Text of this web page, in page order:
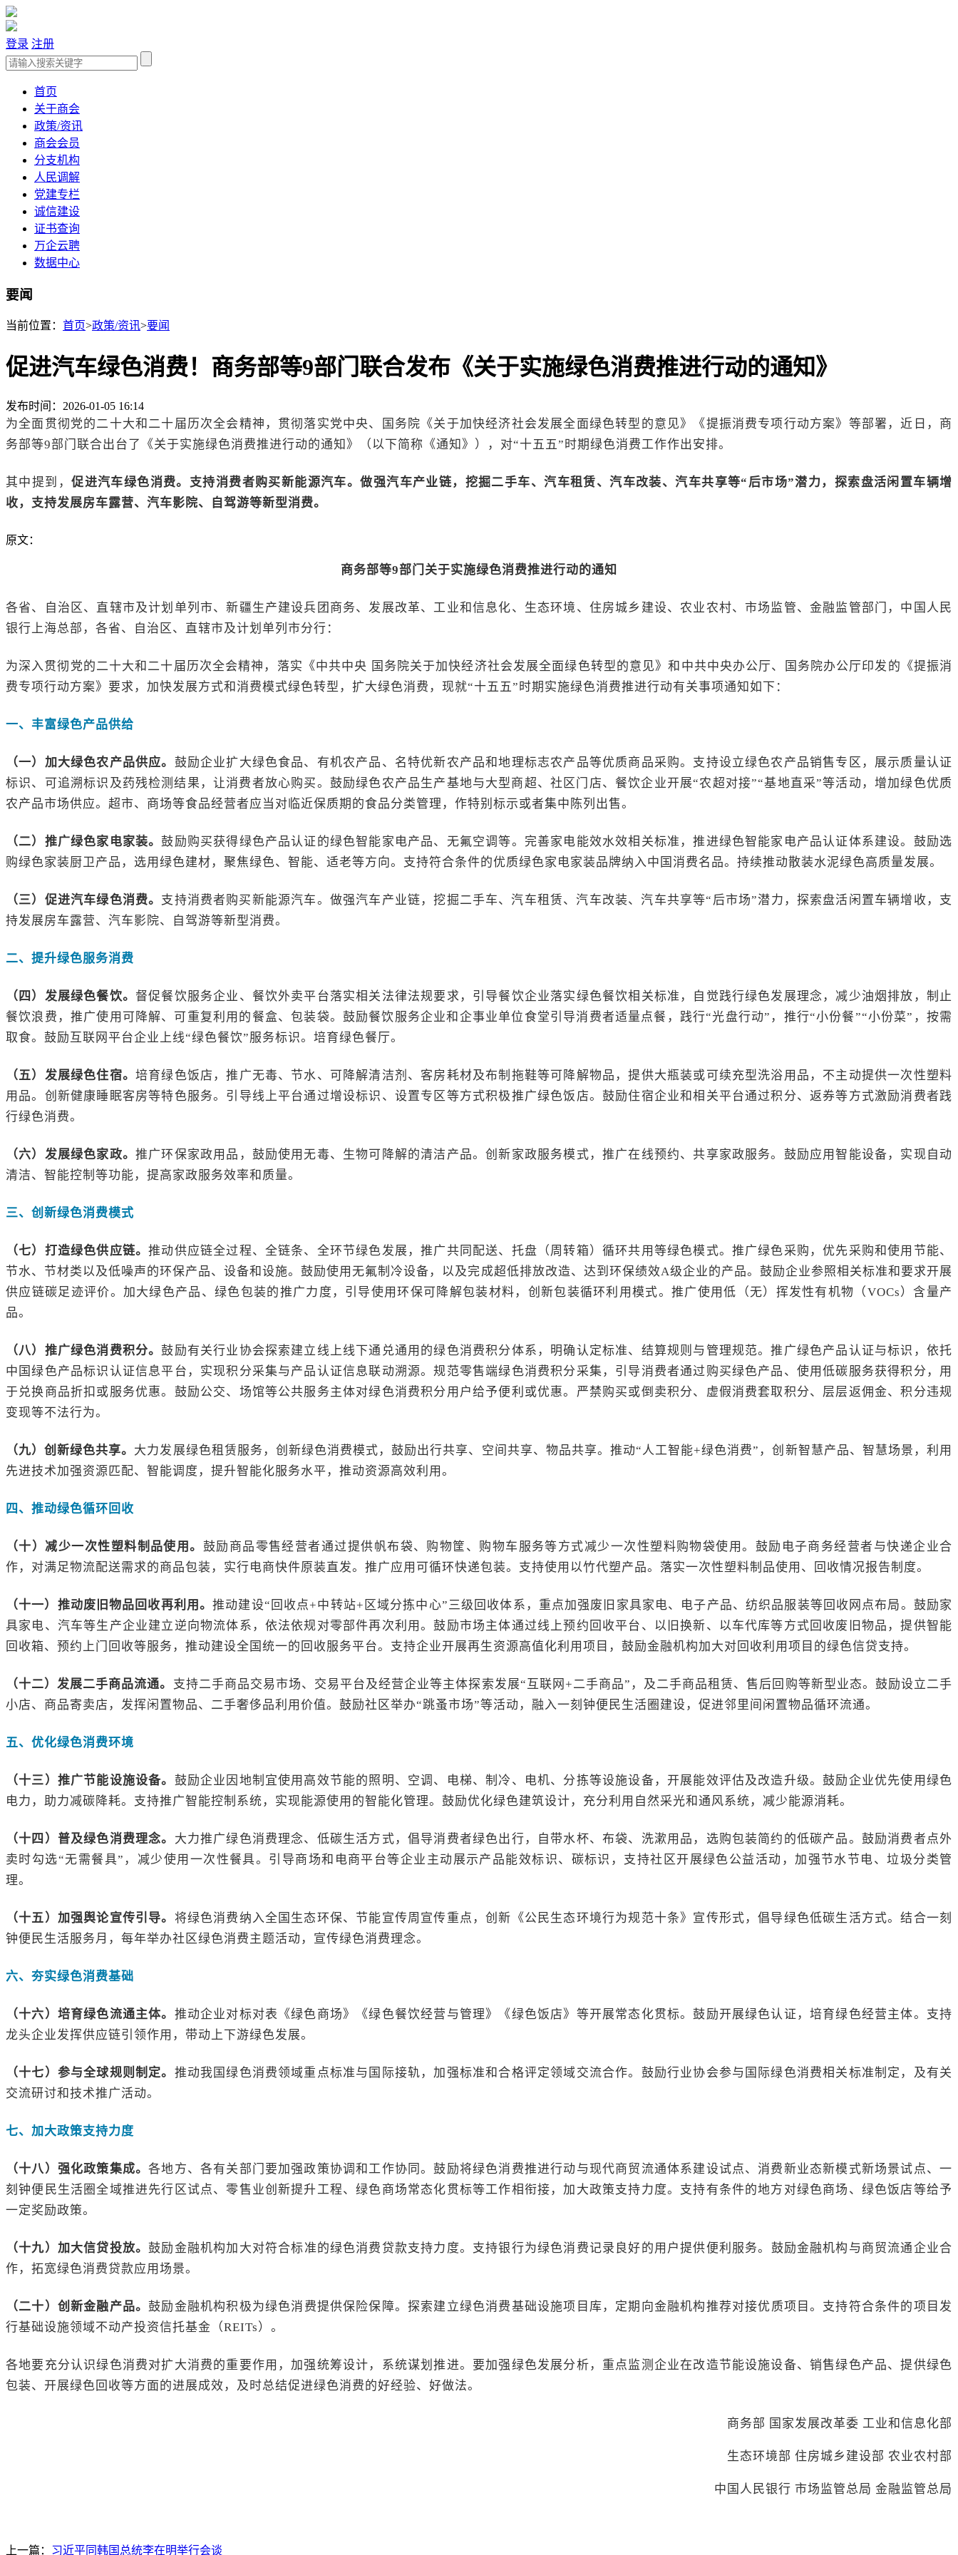
登录 注册
首页
关于商会
政策/资讯
商会会员
分支机构
人民调解
党建专栏
诚信建设
证书查询
万企云聘
数据中心
要闻
当前位置： 首页>政策/资讯>要闻
促进汽车绿色消费！商务部等9部门联合发布《关于实施绿色消费推进行动的通知》
发布时间：2026-01-05 16:14
为全面贯彻党的二十大和二十届历次全会精神，贯彻落实党中央、国务院《关于加快经济社会发展全面绿色转型的意见》《提振消费专项行动方案》等部署，近日，商
务部等9部门联合出台了 《关于实施绿色消费推进行动的通知》（以下简称《通知》），对“十五五”时期绿色消费工作作出安排。
其中提到，促进汽车绿色消费。支持消费者购买新能源汽车。做强汽车产业链，挖掘二手车、汽车租赁、汽车改装、汽车共享等“后市场”潜力，探索盘活闲置车辆增
收，支持发展房车露营、汽车影院、自驾游等新型消费。
原文：
商务部等9部门关于实施绿色消费推进行动的通知
各省、自治区、直辖市及计划单列市、新疆生产建设兵团商务、发展改革、工业和信息化、生态环境、住房城乡建设、农业农村、市场监管、金融监管部门，中国人民
银行上海总部，各省、自治区、直辖市及计划单列市分行：
为深入贯彻党的二十大和二十届历次全会精神，落实《中共中央 国务院关于加快经济社会发展全面绿色转型的意见》和中共中央办公厅、国务院办公厅印发的《提振消
费专项行动方案》要求，加快发展方式和消费模式绿色转型，扩大绿色消费，现就“十五五”时期实施绿色消费推进行动有关事项通知如下：
一、丰富绿色产品供给
（一）加大绿色农产品供应。 鼓励企业扩大绿色食品、有机农产品、名特优新农产品和地理标志农产品等优质商品采购。支持设立绿色农产品销售专区，展示质量认证
标识、可追溯标识及药残检测结果，让消费者放心购买。鼓励绿色农产品生产基地与大型商超、社区门店、餐饮企业开展“农超对接”“基地直采”等活动，增加绿色优质
农产品市场供应。超市、商场等食品经营者应当对临近保质期的食品分类管理，作特别标示或者集中陈列出售。
（二）推广绿色家电家装。 鼓励购买获得绿色产品认证的绿色智能家电产品、无氟空调等。完善家电能效水效相关标准，推进绿色智能家电产品认证体系建设。鼓励选
购绿色家装厨卫产品，选用绿色建材，聚焦绿色、智能、适老等方向。支持符合条件的优质绿色家电家装品牌纳入中国消费名品。持续推动散装水泥绿色高质量发展。
（三）促进汽车绿色消费。 支持消费者购买新能源汽车。做强汽车产业链，挖掘二手车、汽车租赁、汽车改装、汽车共享等“后市场”潜力，探索盘活闲置车辆增收，支
持发展房车露营、汽车影院、自驾游等新型消费。
二、提升绿色服务消费
（四）发展绿色餐饮。 督促餐饮服务企业、餐饮外卖平台落实相关法律法规要求，引导餐饮企业落实绿色餐饮相关标准，自觉践行绿色发展理念，减少油烟排放，制止
餐饮浪费，推广使用可降解、可重复利用的餐盒、包装袋。鼓励餐饮服务企业和企事业单位食堂引导消费者适量点餐，践行“光盘行动”，推行“小份餐”“小份菜”，按需
取食。鼓励互联网平台企业上线“绿色餐饮”服务标识。培育绿色餐厅。
（五）发展绿色住宿。 培育绿色饭店，推广无毒、节水、可降解清洁剂、客房耗材及布制拖鞋等可降解物品，提供大瓶装或可续充型洗浴用品，不主动提供一次性塑料
用品。创新健康睡眠客房等特色服务。引导线上平台通过增设标识、设置专区等方式积极推广绿色饭店。鼓励住宿企业和相关平台通过积分、返券等方式激励消费者践
行绿色消费。
（六）发展绿色家政。 推广环保家政用品，鼓励使用无毒、生物可降解的清洁产品。创新家政服务模式，推广在线预约、共享家政服务。鼓励应用智能设备，实现自动
清洁、智能控制等功能，提高家政服务效率和质量。
三、创新绿色消费模式
（七）打造绿色供应链。推动供应链全过程、全链条、全环节绿色发展，推广共同配送、托盘（周转箱）循环共用等绿色模式。推广绿色采购，优先采购和使用节能、
节水、节材类以及低噪声的环保产品、设备和设施。鼓励使用无氟制冷设备，以及完成超低排放改造、达到环保绩效A级企业的产品。鼓励企业参照相关标准和要求开展
供应链碳足迹评价。加大绿色产品、绿色包装的推广力度，引导使用环保可降解包装材料，创新包装循环利用模式。推广使用低（无）挥发性有机物（VOCs）含量产
品。
（八）推广绿色消费积分。 鼓励有关行业协会探索建立线上线下通兑通用的绿色消费积分体系，明确认定标准、结算规则与管理规范。推广绿色产品认证与标识，依托
中国绿色产品标识认证信息平台，实现积分采集与产品认证信息联动溯源。规范零售端绿色消费积分采集，引导消费者通过购买绿色产品、使用低碳服务获得积分，用
于兑换商品折扣或服务优惠。鼓励公交、场馆等公共服务主体对绿色消费积分用户给予便利或优惠。严禁购买或倒卖积分、虚假消费套取积分、层层返佣金、积分违规
变现等不法行为。
（九）创新绿色共享。 大力发展绿色租赁服务，创新绿色消费模式，鼓励出行共享、空间共享、物品共享。推动“人工智能+绿色消费”，创新智慧产品、智慧场景，利用
先进技术加强资源匹配、智能调度，提升智能化服务水平，推动资源高效利用。
四、推动绿色循环回收
（十）减少一次性塑料制品使用。 鼓励商品零售经营者通过提供帆布袋、购物筐、购物车服务等方式减少一次性塑料购物袋使用。鼓励电子商务经营者与快递企业合
作，对满足物流配送需求的商品包装，实行电商快件原装直发。推广应用可循环快递包装。支持使用以竹代塑产品。落实一次性塑料制品使用、回收情况报告制度。
（十一）推动废旧物品回收再利用。推动建设“回收点+中转站+区域分拣中心”三级回收体系，重点加强废旧家具家电、电子产品、纺织品服装等回收网点布局。鼓励家
具家电、汽车等生产企业建立逆向物流体系，依法依规对零部件再次利用。鼓励市场主体通过线上预约回收平台、以旧换新、以车代库等方式回收废旧物品，提供智能
回收箱、预约上门回收等服务，推动建设全国统一的回收服务平台。支持企业开展再生资源高值化利用项目，鼓励金融机构加大对回收利用项目的绿色信贷支持。
（十二）发展二手商品流通。 支持二手商品交易市场、交易平台及经营企业等主体探索发展“互联网+二手商品”，及二手商品租赁、售后回购等新型业态。鼓励设立二手
小店、商品寄卖店，发挥闲置物品、二手奢侈品利用价值。鼓励社区举办“跳蚤市场”等活动，融入一刻钟便民生活圈建设，促进邻里间闲置物品循环流通。
五、优化绿色消费环境
（十三）推广节能设施设备。 鼓励企业因地制宜使用高效节能的照明、空调、电梯、制冷、电机、分拣等设施设备，开展能效评估及改造升级。鼓励企业优先使用绿色
电力，助力减碳降耗。支持推广智能控制系统，实现能源使用的智能化管理。鼓励优化绿色建筑设计，充分利用自然采光和通风系统，减少能源消耗。
（十四）普及绿色消费理念。 大力推广绿色消费理念、低碳生活方式，倡导消费者绿色出行，自带水杯、布袋、洗漱用品，选购包装简约的低碳产品。鼓励消费者点外
卖时勾选“无需餐具”，减少使用一次性餐具。引导商场和电商平台等企业主动展示产品能效标识、碳标识，支持社区开展绿色公益活动，加强节水节电、垃圾分类管
理。
（十五） 加强舆论宣传引导。 将绿色消费纳入全国生态环保、节能宣传周宣传重点，创新《公民生态环境行为规范十条》宣传形式，倡导绿色低碳生活方式。结合一刻
钟便民生活服务月，每年举办社区绿色消费主题活动，宣传绿色消费理念。
六、夯实绿色消费基础
（十六）培育绿色流通主体。 推动企业对标对表《绿色商场》《绿色餐饮经营与管理》《绿色饭店》等开展常态化贯标。鼓励开展绿色认证，培育绿色经营主体。支持
龙头企业发挥供应链引领作用，带动上下游绿色发展。
（十七） 参与全球规则制定。 推动我国绿色消费领域重点标准与国际接轨，加强标准和合格评定领域交流合作。鼓励行业协会参与国际绿色消费相关标准制定，及有关
交流研讨和技术推广活动。
七、加大政策支持力度
（十八） 强化政策集成。各地方、各有关部门要加强政策协调和工作协同。鼓励将绿色消费推进行动与现代商贸流通体系建设试点、消费新业态新模式新场景试点、一
刻钟便民生活圈全域推进先行区试点、零售业创新提升工程、绿色商场常态化贯标等工作相衔接，加大政策支持力度。支持有条件的地方对绿色商场、绿色饭店等给予
一定奖励政策。
（十九） 加大信贷投放。 鼓励金融机构加大对符合标准的绿色消费贷款支持力度。支持银行为绿色消费记录良好的用户提供便利服务。鼓励金融机构与商贸流通企业合
作，拓宽绿色消费贷款应用场景。
（二十） 创新金融产品。 鼓励金融机构积极为绿色消费提供保险保障。探索建立绿色消费基础设施项目库，定期向金融机构推荐对接优质项目。支持符合条件的项目发
行基础设施领域不动产投资信托基金（REITs）。
各地要充分认识绿色消费对扩大消费的重要作用，加强统筹设计，系统谋划推进。要加强绿色发展分析，重点监测企业在改造节能设施设备、销售绿色产品、提供绿色
包装、开展绿色回收等方面的进展成效，及时总结促进绿色消费的好经验、好做法。
商务部 国家发展改革委 工业和信息化部
生态环境部 住房城乡建设部 农业农村部
中国人民银行 市场监管总局 金融监管总局
上一篇： 习近平同韩国总统李在明举行会谈